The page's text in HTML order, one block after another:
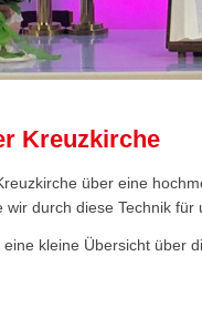
Kreuzkirche
über eine
wir durch diese Technik
kleine Übersicht über